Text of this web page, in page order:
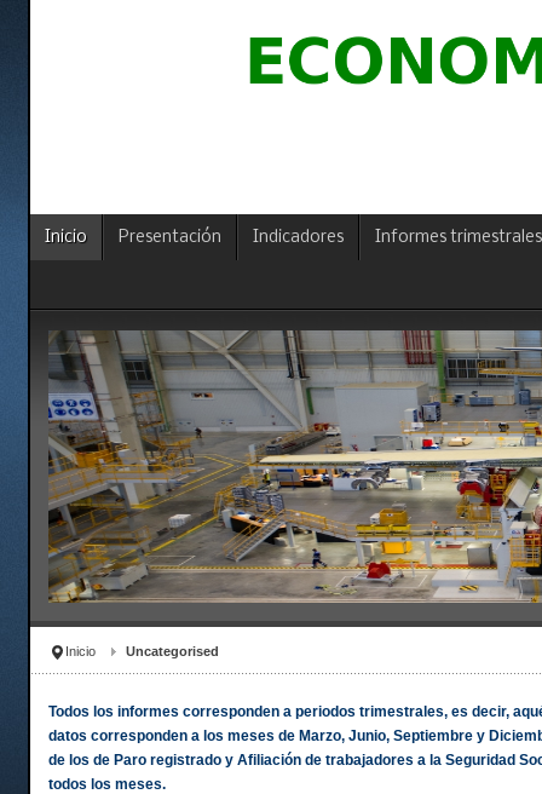
Inicio Presentación Indicadores Informes trimestrales
Inicio Uncategorised
Todos los informes corresponden a periodos trimestrales, es decir,
datos corresponden a los meses de Marzo, Junio, Septiembre y
de los de Paro registrado y Afiliación de trabajadores a la Seguridad
todos los meses.